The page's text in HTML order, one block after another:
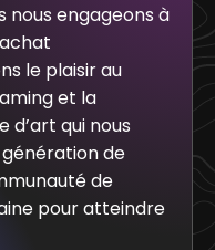
nous engageons à
le plaisir au
et la
d’art qui nous
de
de
pour atteindre